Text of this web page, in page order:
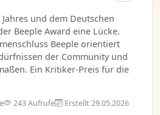
und dem Deutschen
Beeple Award eine Lücke.
Beeple orientiert
der Community und
Ein Kritiker-Preis für die
243 Aufrufe
Erstellt 29.05.2026